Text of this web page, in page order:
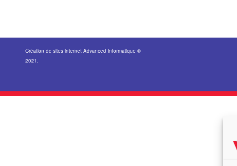
Création de sites internet Advanced Informatique ©
2021.